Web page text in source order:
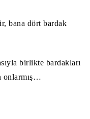
bana dört bardak
birlikte bardakları
onlarmış…